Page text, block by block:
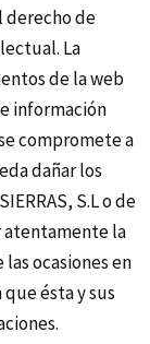
derecho de
La
de la web
información
compromete a
dañar los
S.L o de
atentamente la
ocasiones en
ésta y sus